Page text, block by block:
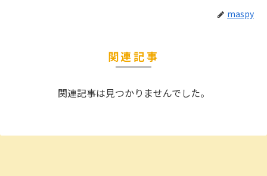
maspy
関連記事
関連記事は見つかりませんでした。